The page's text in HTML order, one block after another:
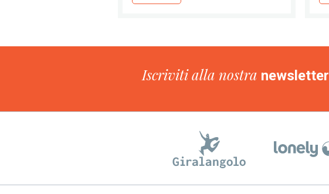
Iscriviti alla nostra newsletter